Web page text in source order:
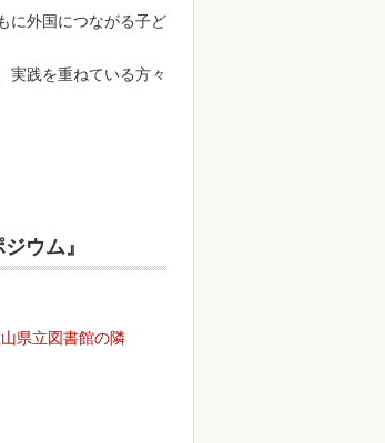
に外国につながる子ど
実践を重ねている方々
ウム』
県立図書館の隣